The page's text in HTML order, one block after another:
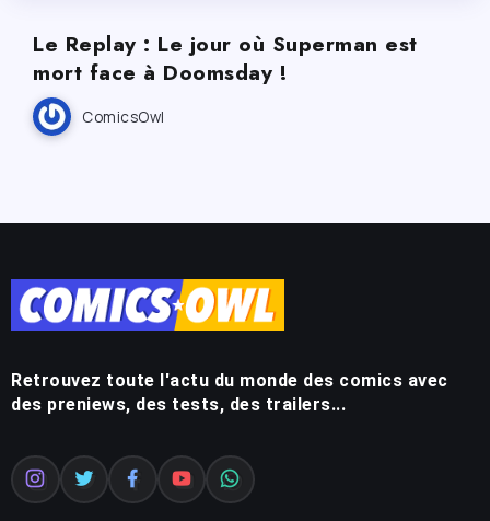
Le Replay : Le jour où Superman est
mort face à Doomsday !
ComicsOwl
Retrouvez toute l'actu du monde des comics avec
des preniews, des tests, des trailers...